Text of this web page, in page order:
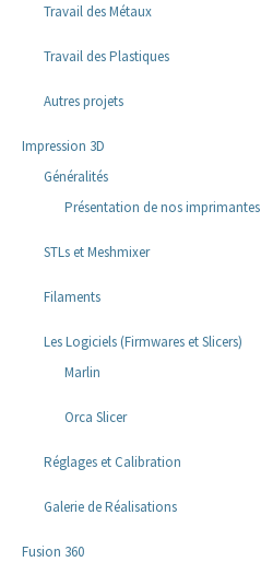
Travail des Métaux
Travail des Plastiques
Autres projets
Impression 3D
Généralités
Présentation de nos imprimantes
STLs et Meshmixer
Filaments
Les Logiciels (Firmwares et Slicers)
Marlin
Orca Slicer
Réglages et Calibration
Galerie de Réalisations
Fusion 360